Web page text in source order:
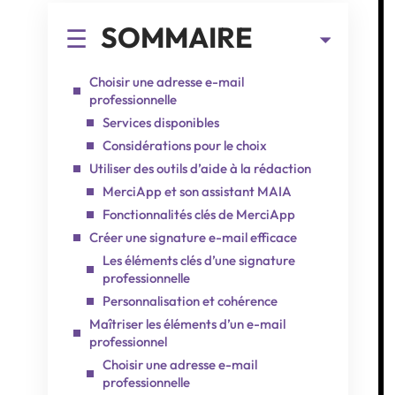
SOMMAIRE
Choisir une adresse e-mail
professionnelle
Services disponibles
Considérations pour le choix
Utiliser des outils d’aide à la rédaction
MerciApp et son assistant MAIA
Fonctionnalités clés de MerciApp
Créer une signature e-mail efficace
Les éléments clés d’une signature
professionnelle
Personnalisation et cohérence
Maîtriser les éléments d’un e-mail
professionnel
Choisir une adresse e-mail
professionnelle